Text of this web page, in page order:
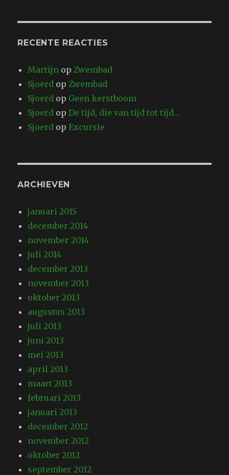
RECENTE REACTIES
Martijn op Zwembad
Sjoerd op Zwembad
Sjoerd op Geen kerstboom
Sjoerd opDe tijd, die van tijd tot tijd…
Sjoerd opExcursie
ARCHIEVEN
januari 2015
december 2014
november 2014
juli 2014
december 2013
november 2013
oktober 2013
augustus 2013
juli 2013
juni 2013
mei 2013
april 2013
maart 2013
februari 2013
januari 2013
december 2012
november 2012
oktober 2012
september 2012